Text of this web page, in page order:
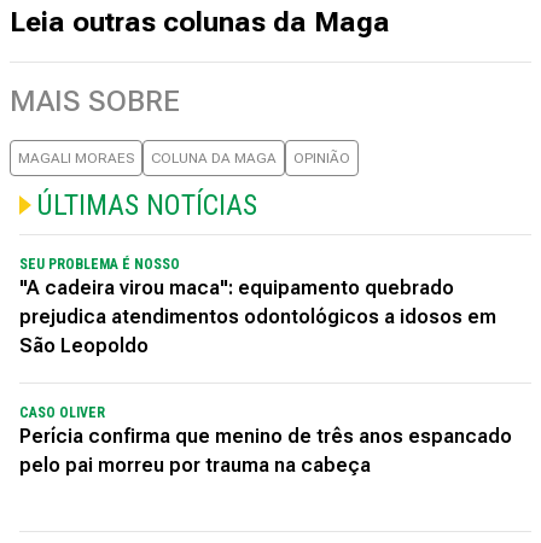
Leia outras colunas da Maga
MAIS SOBRE
MAGALI MORAES COLUNA DA MAGA OPINIÃO
ÚLTIMAS NOTÍCIAS
SEU PROBLEMA É NOSSO
"A cadeira virou maca": equipamento quebrado
prejudica atendimentos odontológicos a idosos em
São Leopoldo
CASO OLIVER
Perícia confirma que menino de três anos espancado
pelo pai morreu por trauma na cabeça